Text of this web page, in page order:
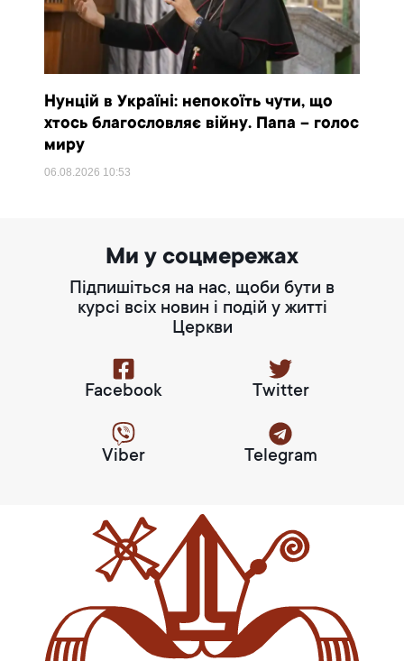
Нунцій в Україні: непокоїть чути, що
хтось благословляє війну. Папа – голос
миру
06.08.2026 10:53
Ми у соцмережах
Підпишіться на нас, щоби бути в
курсі всіх новин і подій у житті
Церкви
Facebook Twitter
Viber Telegram